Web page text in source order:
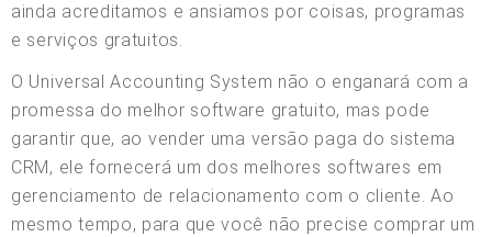
ainda acreditamos e ansiamos por coisas, programas
e serviços gratuitos.
O Universal Accounting System não o enganará com a
promessa do melhor software gratuito, mas pode
garantir que, ao vender uma versão paga do sistema
CRM, ele fornecerá um dos melhores softwares em
gerenciamento de relacionamento com o cliente. Ao
mesmo tempo, para que você não precise comprar um